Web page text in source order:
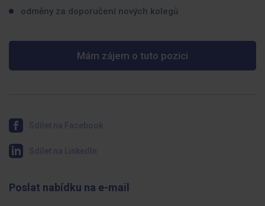
odměny za doporučení nových kolegů
Mám zájem o tuto pozici
Poslat nabídku na e-mail